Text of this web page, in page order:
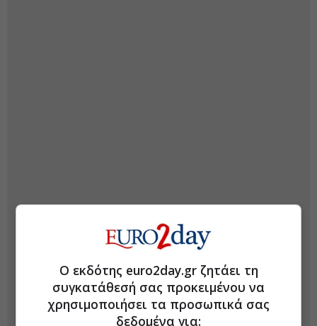
Ο εκδότης euro2day.gr ζητάει τη
συγκατάθεσή σας προκειμένου να
χρησιμοποιήσει τα προσωπικά σας
δεδομένα για: